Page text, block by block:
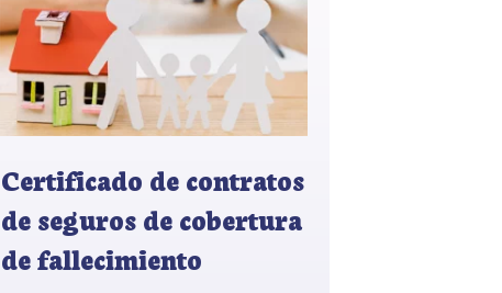
Certificado de contratos
de seguros de cobertura
de fallecimiento